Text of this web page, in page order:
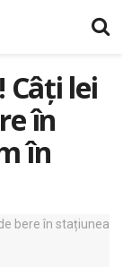
Câți lei
în
în